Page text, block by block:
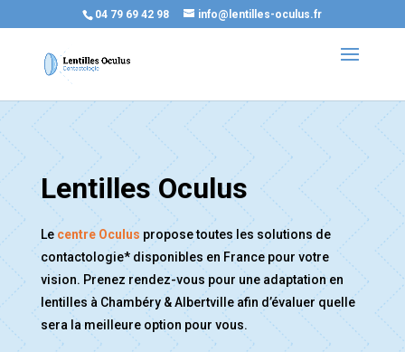
04 79 69 42 98 info@lentilles-oculus.fr
Lentilles Oculus
Le centre Oculus propose toutes les solutions de
contactologie* disponibles en France pour votre
vision. Prenez rendez-vous pour une adaptation en
lentilles à Chambéry & Albertville afin d’évaluer quelle
sera la meilleure option pour vous.